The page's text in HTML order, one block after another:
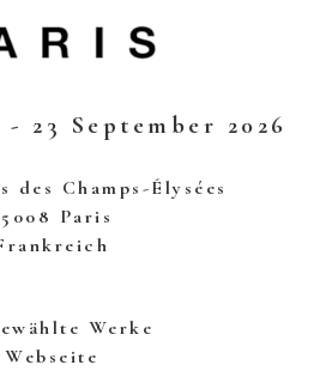
23 September 2026
des Champs-Élysées
Paris
Werke
Webseite